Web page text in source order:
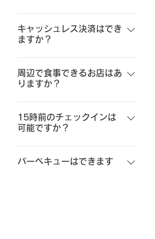
理解の程お願い致します。
フロアの掃除機掛けとタオル交換
を致します。貴重品等はお持ちに
なって外出お願い致します。
キャッシュレス決済はでき
ますか？
各種クレジットカード、スマホ決
済対応しております。
周辺で食事できるお店はあ
りますか？
徒歩圏内もしくは、車で20分以内
で行けるお店は多数ありますの
で、ご希望の場合はご紹介致しま
15時前のチェックインは
可能ですか？
清掃、ベッドメイク等準備があり
ますので、基本的には15時以降の
バーベキューはできます